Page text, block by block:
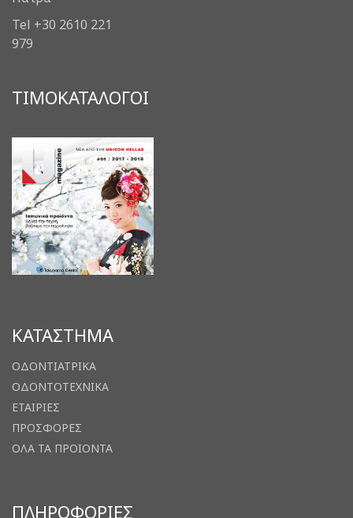
Tel +30 2610 221
979
ΤΙΜΟΚΑΤΑΛΟΓΟΙ
ΚΑΤΑΣΤΗΜΑ
ΟΔΟΝΤΙΑΤΡΙΚΑ
ΟΔΟΝΤΟΤΕΧΝΙΚΑ
ΕΤΑΙΡΙΕΣ
ΠΡΟΣΦΟΡΕΣ
ΟΛΑ ΤΑ ΠΡΟΙΟΝΤΑ
ΠΛΗΡΟΦΟΡΙΕΣ